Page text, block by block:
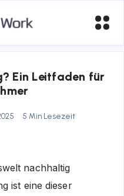
Ein Leitfaden für
5 Min Lesezeit
nachhaltig
ist eine dieser